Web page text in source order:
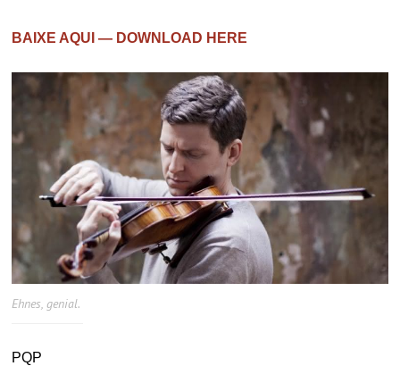
BAIXE AQUI — DOWNLOAD HERE
Ehnes, genial.
PQP